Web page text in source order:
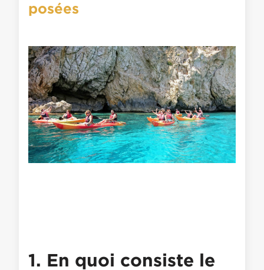
posées
1. En quoi consiste le